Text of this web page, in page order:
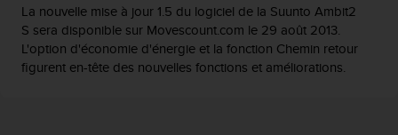
La nouvelle mise à jour 1.5 du logiciel de la Suunto Ambit2
S sera disponible sur Movescount.com le 29 août 2013.
L'option d'économie d'énergie et la fonction Chemin retour
figurent en-tête des nouvelles fonctions et améliorations.